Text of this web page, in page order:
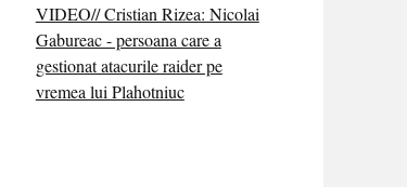
VIDEO// Cristian Rizea: Nicolai
Gabureac - persoana care a
gestionat atacurile raider pe
vremea lui Plahotniuc